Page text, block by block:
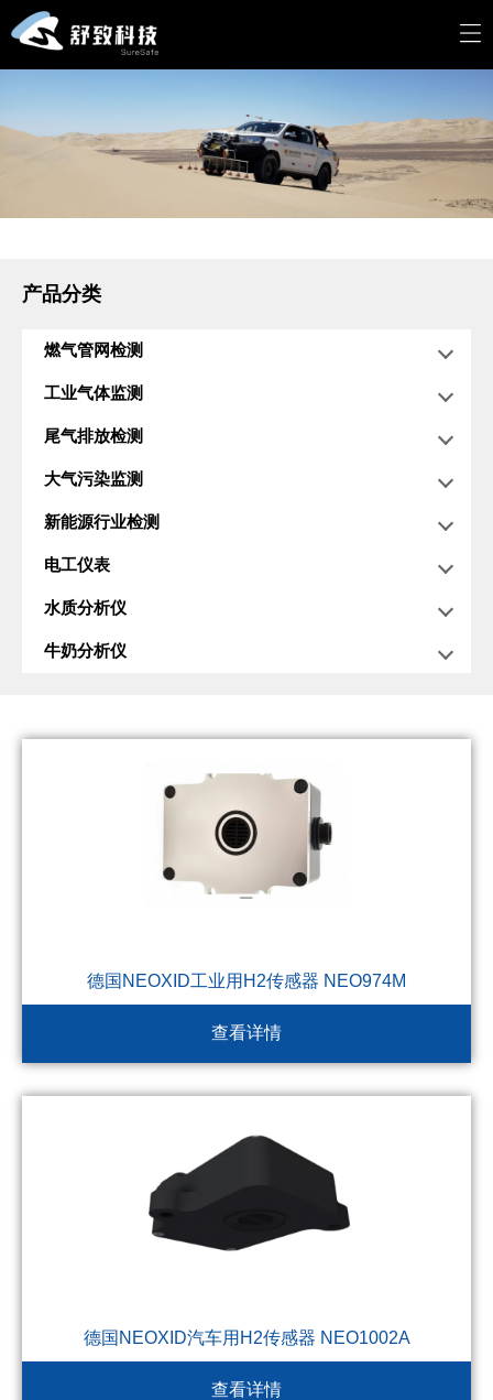
产品分类
燃气管网检测
工业气体监测
尾气排放检测
大气污染监测
新能源行业检测
电工仪表
水质分析仪
牛奶分析仪
德国NEOXID工业用H2传感器 NEO974M
查看详情
德国NEOXID汽车用H2传感器 NEO1002A
查看详情